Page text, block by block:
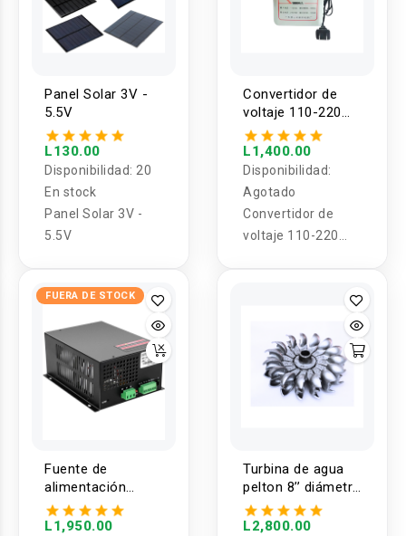
Panel Solar 3V -
5.5V
L130.00
Disponibilidad: 20
En stock
Panel Solar 3V -
5.5V
Convertidor de
voltaje 110-220
1000VA 800W
L1,400.00
Disponibilidad:
Agotado
Convertidor de
voltaje 110-220
FUERA DE STOCK
Fuente de
alimentación
MYJG-50W
L1,950.00
Turbina de agua
pelton 8’’ diámetro
15 aspas
L2,800.00